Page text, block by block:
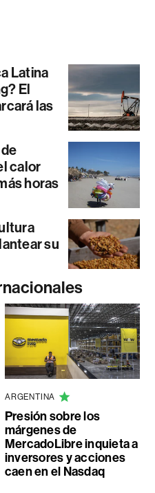
Latina
El
las
calor
horas
su
ARGENTINA
Presión sobre los
márgenes de
MercadoLibre inquieta a
inversores y acciones
caen en el Nasdaq